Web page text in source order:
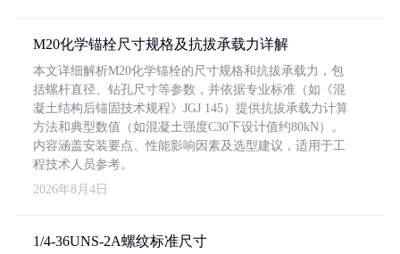
M20化学锚栓尺寸规格及抗拔承载力详解
本文详细解析M20化学锚栓的尺寸规格和抗拔承载力，包
括螺杆直径、钻孔尺寸等参数，并依据专业标准（如《混
凝土结构后锚固技术规程》JGJ 145）提供抗拔承载力计算
方法和典型数值（如混凝土强度C30下设计值约80kN）。
内容涵盖安装要点、性能影响因素及选型建议，适用于工
程技术人员参考。
2026年8月4日
1/4-36UNS-2A螺纹标准尺寸